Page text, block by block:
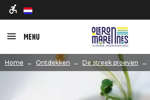
nl
Menu
Home Ontdekken De streek proeven